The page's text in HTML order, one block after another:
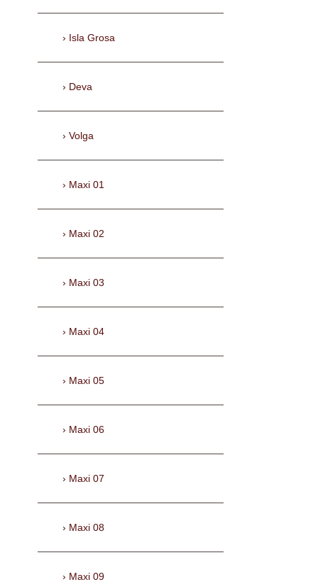
Isla Grosa
Deva
Volga
Maxi 01
Maxi 02
Maxi 03
Maxi 04
Maxi 05
Maxi 06
Maxi 07
Maxi 08
Maxi 09